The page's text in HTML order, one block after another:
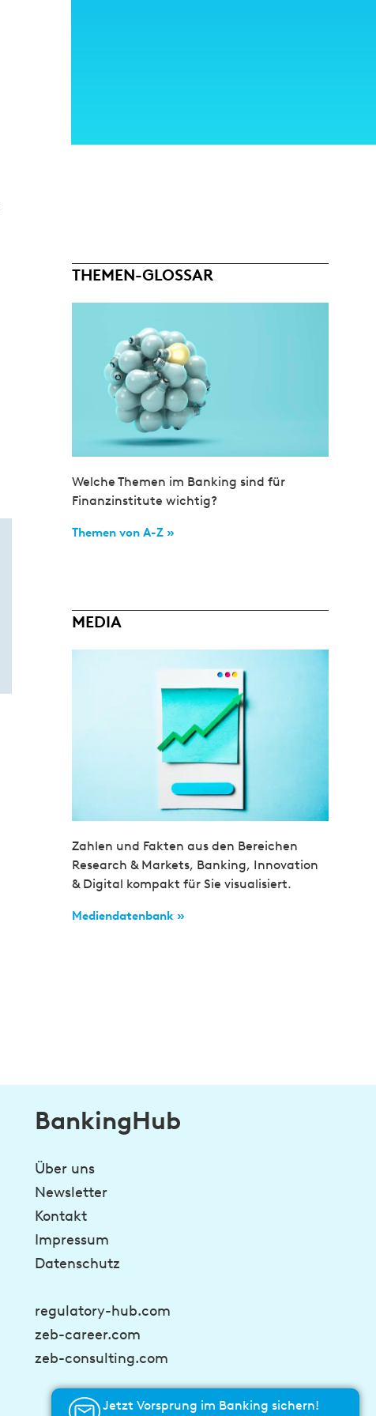
THEMEN-GLOSSAR
Welche Themen im Banking sind für
Finanzinstitute wichtig?
Themen von A-Z »
MEDIA
Zahlen und Fakten aus den Bereichen
Research & Markets, Banking, Innovation
& Digital kompakt für Sie visualisiert.
Mediendatenbank »
BankingHub
Über uns
Newsletter
Kontakt
Impressum
Datenschutz
regulatory-hub.com
zeb-career.com
zeb-consulting.com
Jetzt Vorsprung im Banking sichern!